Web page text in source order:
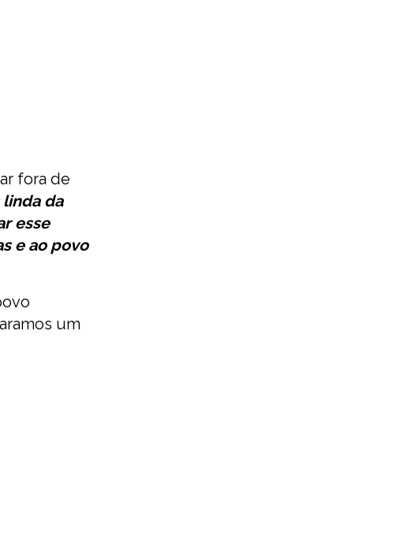
fora de
linda da
esse
e ao povo
um